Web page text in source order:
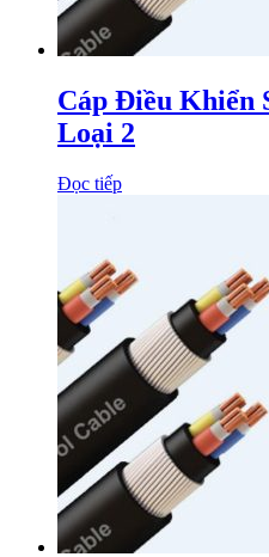
Cáp Điều Khiển
Loại 2
Đọc tiếp